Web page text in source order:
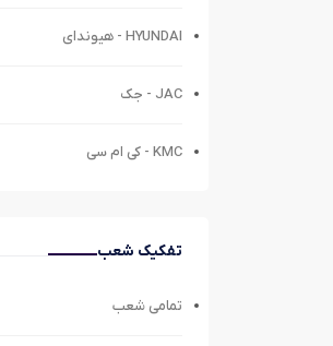
HYUNDAI - هیوندای
JAC - جک
KMC - کی ام سی
تفکیک شعب
تمامی شعب